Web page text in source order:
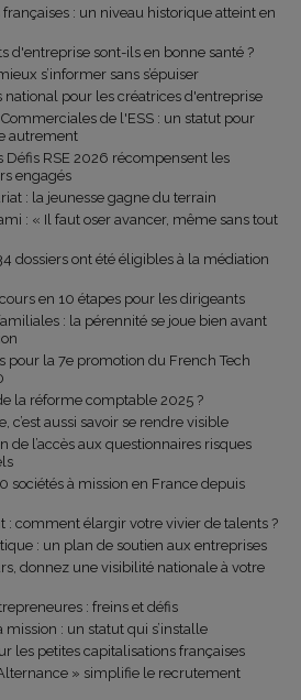
: un niveau historique atteint en
d'entreprise sont-ils en bonne santé ?
s’informer sans s’épuiser
national pour les créatrices d'entreprise
Commerciales de l'ESS : un statut pour
autrement
Défis RSE 2026 récompensent les
engagés
: la jeunesse gagne du terrain
: « Il faut oser avancer, même sans tout
dossiers ont été éligibles à la médiation
en 10 étapes pour les dirigeants
: la pérennité se joue bien avant
pour la 7e promotion du French Tech
la réforme comptable 2025 ?
c’est aussi savoir se rendre visible
de l’accès aux questionnaires risques
sociétés à mission en France depuis
: comment élargir votre vivier de talents ?
: un plan de soutien aux entreprises
donnez une visibilité nationale à votre
: freins et défis
mission : un statut qui s’installe
les petites capitalisations françaises
» simplifie le recrutement